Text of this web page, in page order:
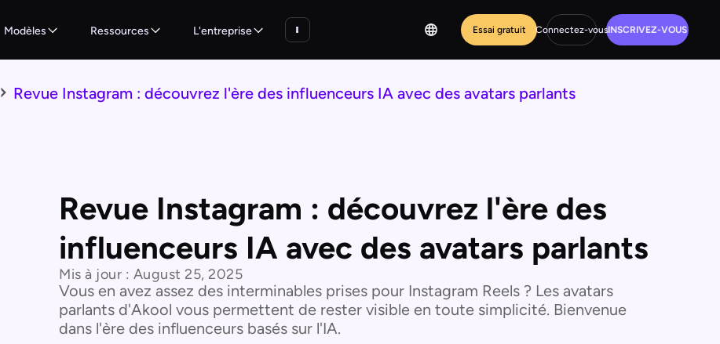
Modèles Ressources L'entreprise Essai gratuit Connectez-vousINSCRIVEZ-VOUS
Revue Instagram : découvrez l'ère des influenceurs IA avec des avatars parlants
Revue Instagram : découvrez l'ère des
influenceurs IA avec des avatars parlants
Mis à jour : August 25, 2025
Vous en avez assez des interminables prises pour Instagram Reels ? Les avatars
parlants d'Akool vous permettent de rester visible en toute simplicité. Bienvenue
dans l'ère des influenceurs basés sur l'IA.